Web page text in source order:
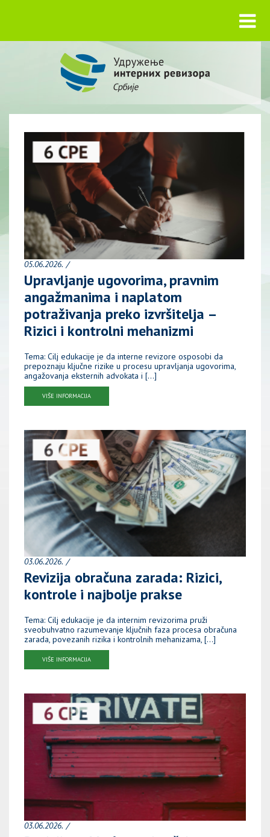
05.06.2026.
Upravljanje ugovorima, pravnim
angažmanima i naplatom
potraživanja preko izvršitelja –
Rizici i kontrolni mehanizmi
Tema: Cilj edukacije je da interne revizore osposobi da
prepoznaju ključne rizike u procesu upravljanja ugovorima,
angažovanja eksternih advokata i […]
VIŠE INFORMACIJA
03.06.2026.
Revizija obračuna zarada: Rizici,
kontrole i najbolje prakse
Tema: Cilj edukacije je da internim revizorima pruži
sveobuhvatno razumevanje ključnih faza procesa obračuna
zarada, povezanih rizika i kontrolnih mehanizama, […]
VIŠE INFORMACIJA
03.06.2026.